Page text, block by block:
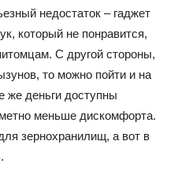
недостаток – гаджет
который не понравится,
C другой стороны,
то можно пойти и на
же деньги доступны
меньше дискомфорта.
зернохранилищ, а вот в